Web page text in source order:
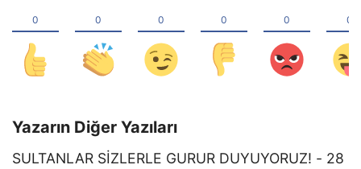
Yazarın Diğer Yazıları
SULTANLAR SİZLERLE GURUR DUYUYORUZ! - 28